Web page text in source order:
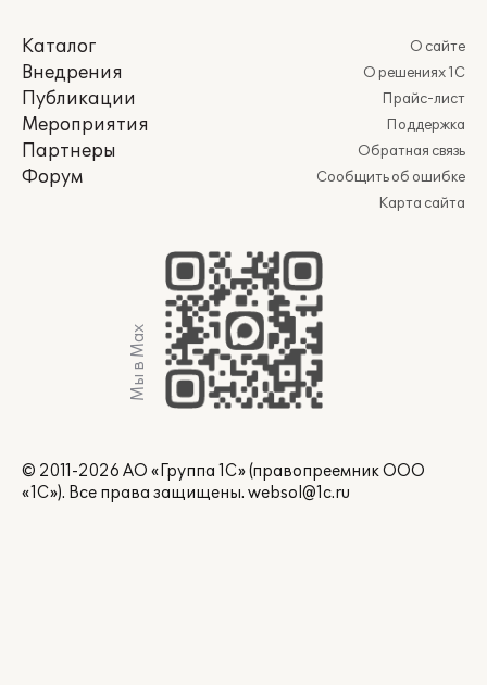
Каталог
Внедрения
Публикации
Мероприятия
Партнеры
Форум
О сайте
О решениях 1С
Прайс-лист
Поддержка
Обратная связь
Сообщить об ошибке
Карта сайта
Мы в Max
© 2011-2026 АО «Группа 1С» (правопреемник ООО
«1С»). Все права защищены. websol@1c.ru